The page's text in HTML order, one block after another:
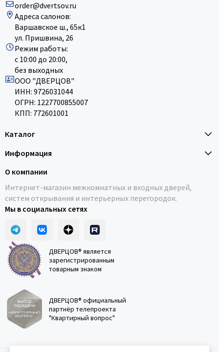
order@dvertsov.ru
Адреса салонов:
Варшавское ш., 65к1
ул. Пришвина, 26
Режим работы:
с 10:00 до 20:00,
без выходных
ООО "ДВЕРЦОВ"
ИНН: 9726031044
ОГРН: 1227700855007
КПП: 772601001
Каталог
Информация
О компании
Интернет-магазин межкомнатных и входных дверей,
систем открывания и интерьерных перегородок.
Мы в социальных сетях
ДВЕРЦОВ® является
зарегистрированным
товарным знаком
ДВЕРЦОВ® официальный
партнёр телепроекта
"Квартирный вопрос"